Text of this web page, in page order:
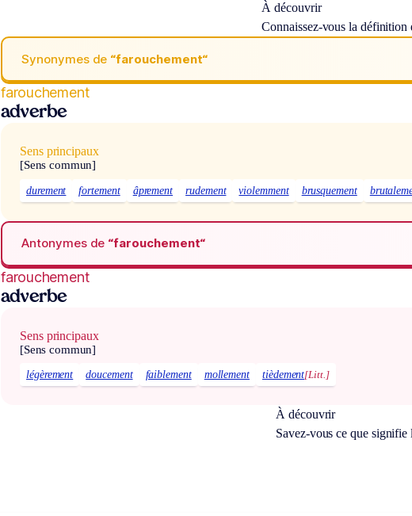
À découvrir
Connaissez-vous la définition
Synonymes de “farouchement“
farouchement
adverbe
Sens principaux
[Sens commun]
durement fortement âprement rudement violemment brusquement
Antonymes de “farouchement“
farouchement
adverbe
Sens principaux
[Sens commun]
légèrement doucement faiblement mollement tièdement[Litt.]
À découvrir
Savez-vous ce que